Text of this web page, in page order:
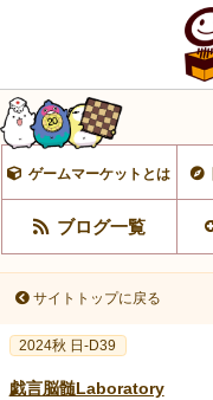
ゲームマーケットとは
ブログ一覧
サイトトップに戻る
2024秋 日-D39
戯言脳髄Laboratory